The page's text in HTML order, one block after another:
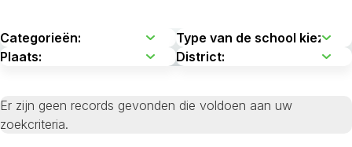
Er zijn geen records gevonden die voldoen aan uw
zoekcriteria.